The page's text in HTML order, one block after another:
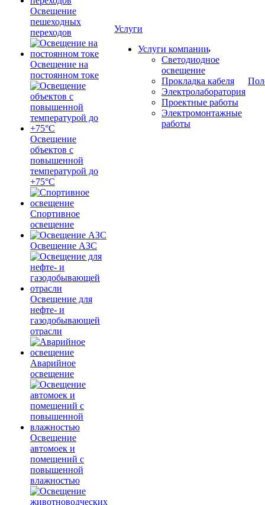
Освещение
пешеходных
переходов
Освещение на
постоянном токе
Освещение
объектов с
повышенной
температурой до
+75°C
Спортивное
освещение
Освещение АЗС
Освещение для
нефте- и
газодобывающей
отрасли
Аварийное
освещение
Освещение
автомоек и
помещений с
повышенной
влажностью
Услуги
Услуги компании
Светодиодное
освещение
Прокладка кабеля
Электролаборатория
Проектные работы
Электромонтажные
работы